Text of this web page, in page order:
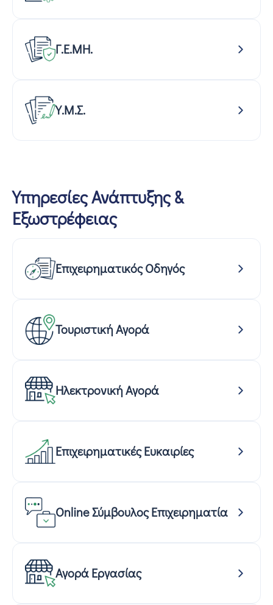
Γ.Ε.ΜΗ.
Υ.Μ.Σ.
Υπηρεσίες Ανάπτυξης &
Εξωστρέφειας
Επιχειρηματικός Οδηγός
Τουριστική Αγορά
Ηλεκτρονική Αγορά
Επιχειρηματικές Ευκαιρίες
Online Σύμβουλος Επιχειρηματία
Αγορά Εργασίας